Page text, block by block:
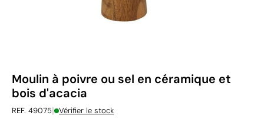
Moulin à poivre ou sel en céramique et
bois d'acacia
REF. 49075| Vérifier le stock